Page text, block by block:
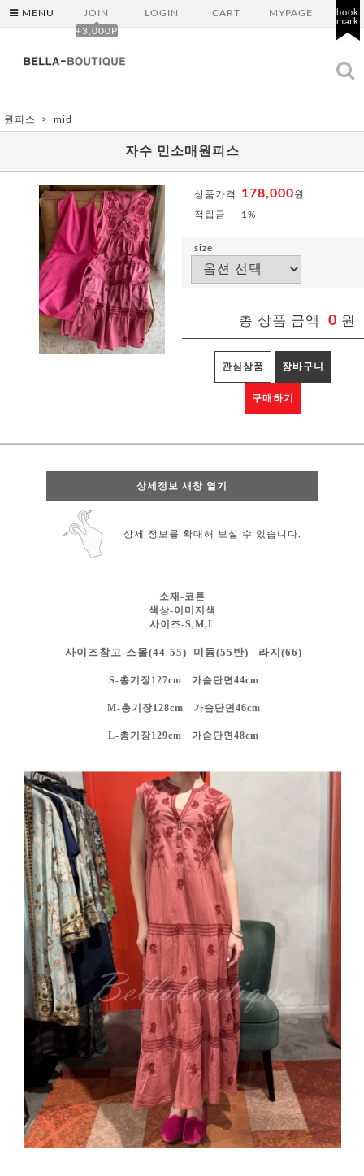
MENU
JOIN
+3,000P
LOGIN CART MYPAGE
book
mark
원피스 mid
자수 민소매원피스
상품가격 178,000원
적립금 1%
size
총 상품 금액 0 원
관심상품 장바구니
구매하기
상세정보 새창 열기
상세 정보를 확대해 보실 수 있습니다.
소재-코튼
색상-이미지색
사이즈-S,M,L
사이즈참고-스몰(44-55) 미듐(55반) 라지(66)
S-총기장127cm 가슴단면44cm
M-총기장128cm 가슴단면46cm
L-총기장129cm 가슴단면48cm